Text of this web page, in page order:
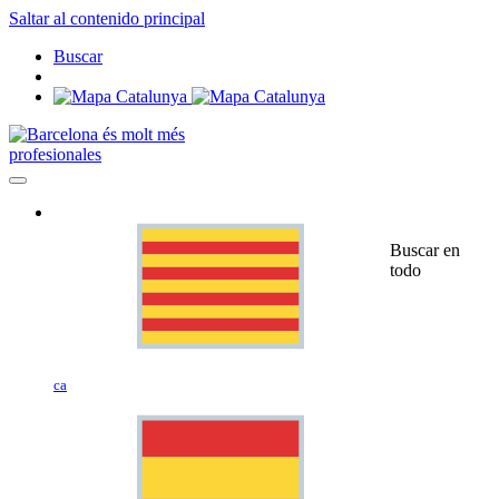
Saltar al contenido principal
Buscar
profesionales
ca
Buscar en
todo